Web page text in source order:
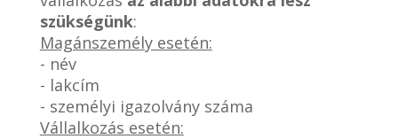
szükségünk:
Magánszemély esetén:
- név
- lakcím
- személyi igazolvány száma
Vállalkozás esetén: